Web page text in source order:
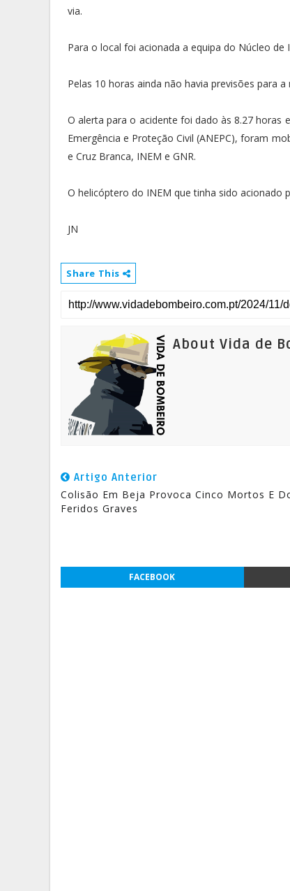
via.
Para o local foi acionada a equipa do Núcleo de
Pelas 10 horas ainda não havia previsões para
O alerta para o acidente foi dado às 8.27 horas
Emergência e Proteção Civil (ANEPC), foram
e Cruz Branca, INEM e GNR.
O helicóptero do INEM que tinha sido acionado
JN
Share This
About Vida de
Artigo Anterior
Colisão Em Beja Provoca Cinco Mortos E
Feridos Graves
FACEBOOK